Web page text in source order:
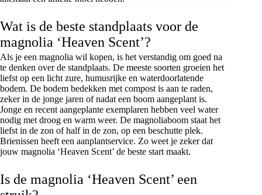
Wat is de beste standplaats voor de
magnolia ‘Heaven Scent’?
Als je een magnolia wil kopen, is het verstandig om goed na
te denken over de standplaats. De meeste soorten groeien het
liefst op een licht zure, humusrijke en waterdoorlatende
bodem. De bodem bedekken met compost is aan te raden,
zeker in de jonge jaren of nadat een boom aangeplant is.
Jonge en recent aangeplante exemplaren hebben veel water
nodig met droog en warm weer. De magnoliaboom staat het
liefst in de zon of half in de zon, op een beschutte plek.
Brienissen heeft een aanplantservice. Zo weet je zeker dat
jouw magnolia ‘Heaven Scent’ de beste start maakt.
Is de magnolia ‘Heaven Scent’ een